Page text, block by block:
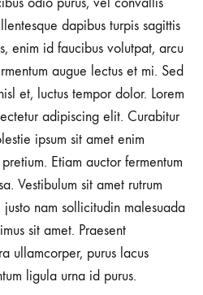
dapibus turpis sagittis
enim id faucibus volutpat, arcu
augue lectus et mi. Sed
et, luctus tempor dolor. Lorem
adipiscing elit. Curabitur
ipsum sit amet enim
Etiam auctor fermentum
Vestibulum sit amet rutrum
nam sollicitudin malesuada
sit amet. Praesent
ullamcorper, purus lacus
ligula urna id purus.